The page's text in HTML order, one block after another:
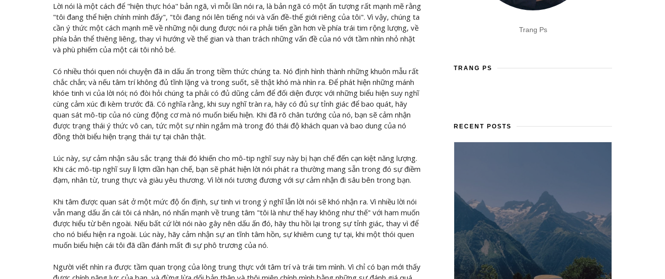
Lời nói là một cách để "hiện thực hóa" bản ngã, vì mỗi lần nói ra, là bản ngã có một ấn tượng rất mạnh mẽ rằng
"tôi đang thể hiện chính mình đấy", "tôi đang nói lên tiếng nói và vấn đề-thế giới riêng của tôi". Vì vậy, chúng ta
cần ý thức một cách mạnh mẽ về những nội dung được nói ra phải tiến gần hơn về phía trái tim rộng lượng, về
phía bản thể thiêng liêng, thay vì hướng về thế gian và than trách những vấn đề của nó với tầm nhìn nhỏ nhặt
và phù phiếm của một cái tôi nhỏ bé.
Có nhiều thói quen nói chuyện đã in dấu ấn trong tiềm thức chúng ta. Nó định hình thành những khuôn mẫu rất
chắc chắn; và nếu tâm trí không đủ tĩnh lặng và trong suốt, sẽ thật khó mà nhìn ra. Để phát hiện những mánh
khóe tinh vi của lời nói; nó đòi hỏi chúng ta phải có đủ dũng cảm để đối diện được với những biểu hiện suy nghĩ
cùng cảm xúc đi kèm trước đã. Có nghĩa rằng, khi suy nghĩ tràn ra, hãy có đủ sự tỉnh giác để bao quát, hãy
quan sát mô-tip của nó cùng động cơ mà nó muốn biểu hiện. Khi đã rõ chân tướng của nó, bạn sẽ cảm nhận
được trạng thái ý thức vô can, tức một sự nhìn ngắm mà trong đó thái độ khách quan và bao dung của nó
đồng thời biểu hiện trạng thái tự tại chân thật.
Lúc này, sự cảm nhận sâu sắc trạng thái đó khiến cho mô-tip nghĩ suy này bị hạn chế đến cạn kiệt năng lượng.
Khi các mô-tip nghĩ suy lì lợm dần hạn chế, bạn sẽ phát hiện lời nói phát ra thường mang sẵn trong đó sự điềm
đạm, nhân từ, trung thực và giàu yêu thương. Vì lời nói tương đương với sự cảm nhận đi sâu bên trong bạn.
Khi tâm được quan sát ở một mức độ ổn định, sự tinh vi trong ý nghĩ lẫn lời nói sẽ khó nhận ra. Vì nhiều lời nói
vẫn mang dấu ấn cái tôi cá nhân, nó nhấn mạnh về trung tâm "tôi là như thế hay không như thế" với ham muốn
được hiểu từ bên ngoài. Nếu bất cứ lời nói nào gây nên dấu ấn đó, hãy thu hồi lại trong sự tỉnh giác, thay vì để
cho nó biểu hiện ra ngoài. Lúc này, hãy cảm nhận sự an tĩnh tâm hồn, sự khiêm cung tự tại, khi một thói quen
muốn biểu hiện cái tôi đã dần đánh mất đi sự phô trương của nó.
Người viết nhìn ra được tầm quan trọng của lòng trung thực với tâm trí và trái tim mình. Vì chỉ có bạn mới thấy
Trang Ps
TRANG PS
RECENT POSTS